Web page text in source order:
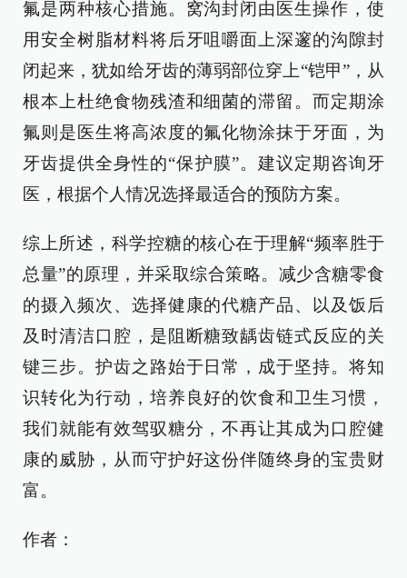
氟是两种核心措施。窝沟封闭由医生操作，使
用安全树脂材料将后牙咀嚼面上深邃的沟隙封
闭起来，犹如给牙齿的薄弱部位穿上“铠甲”，从
根本上杜绝食物残渣和细菌的滞留。而定期涂
氟则是医生将高浓度的氟化物涂抹于牙面，为
牙齿提供全身性的“保护膜”。建议定期咨询牙
医，根据个人情况选择最适合的预防方案。
综上所述，科学控糖的核心在于理解“频率胜于
总量”的原理，并采取综合策略。减少含糖零食
的摄入频次、选择健康的代糖产品、以及饭后
及时清洁口腔，是阻断糖致龋齿链式反应的关
键三步。护齿之路始于日常，成于坚持。将知
识转化为行动，培养良好的饮食和卫生习惯，
我们就能有效驾驭糖分，不再让其成为口腔健
康的威胁，从而守护好这份伴随终身的宝贵财
富。
作者：